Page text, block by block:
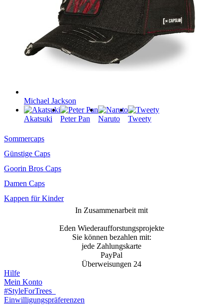
Michael Jackson
Akatsuki Peter Pan Naruto Tweety
Sommercaps
Günstige Caps
Goorin Bros Caps
Damen Caps
Kappen für Kinder
In Zusammenarbeit mit
Eden Wiederaufforstungsprojekte
Sie können bezahlen mit:
jede Zahlungskarte
PayPal
Überweisungen 24
Hilfe
Mein Konto
#StyleForTrees
Einwilligungspräferenzen